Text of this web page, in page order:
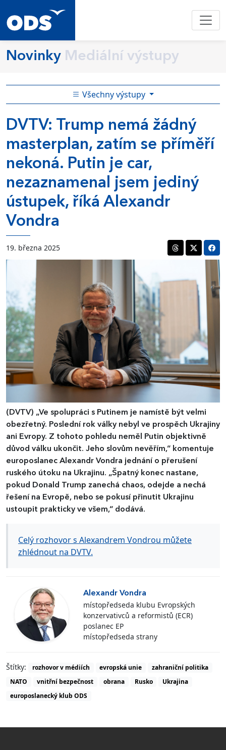
Novinky Mediální výstupy
Všechny výstupy
DVTV: Trump nemá žádný
masterplan, zatím se příměří
nekoná. Putin je car,
nezaznamenal jsem jediný
ústupek, říká Alexandr
Vondra
19. března 2025
(DVTV) „Ve spolupráci s Putinem je namístě být velmi
obezřetný. Poslední rok války nebyl ve prospěch Ukrajiny
ani Evropy. Z tohoto pohledu neměl Putin objektivně
důvod válku ukončit. Jeho slovům nevěřím,“ komentuje
europoslanec Alexandr Vondra jednání o přerušení
ruského útoku na Ukrajinu. „Špatný konec nastane,
pokud Donald Trump zanechá chaos, odejde a nechá
řešení na Evropě, nebo se pokusí přinutit Ukrajinu
ustoupit prakticky ve všem,“ dodává.
Celý rozhovor s Alexandrem Vondrou můžete
zhlédnout na DVTV.
Alexandr Vondra
místopředseda klubu Evropských
konzervativců a reformistů (ECR)
poslanec EP
místopředseda strany
Štítky: rozhovor v médiích evropská unie
zahraniční politika
NATO
vnitřní bezpečnost obrana Rusko
Ukrajina
europoslanecký klub ODS